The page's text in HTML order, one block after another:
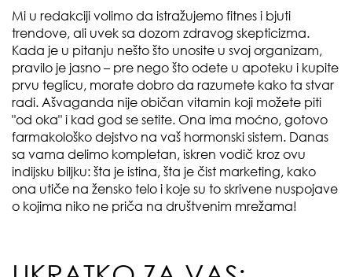
Mi u redakciji volimo da istražujemo fitnes i bjuti
trendove, ali uvek sa dozom zdravog skepticizma.
Kada je u pitanju nešto što unosite u svoj organizam,
pravilo je jasno – pre nego što odete u apoteku i kupite
prvu teglicu, morate dobro da razumete kako ta stvar
radi. Ašvaganda nije običan vitamin koji možete piti
"od oka" i kad god se setite. Ona ima moćno, gotovo
farmakološko dejstvo na vaš hormonski sistem. Danas
sa vama delimo kompletan, iskren vodič kroz ovu
indijsku biljku: šta je istina, šta je čist marketing, kako
ona utiče na žensko telo i koje su to skrivene nuspojave
o kojima niko ne priča na društvenim mrežama!